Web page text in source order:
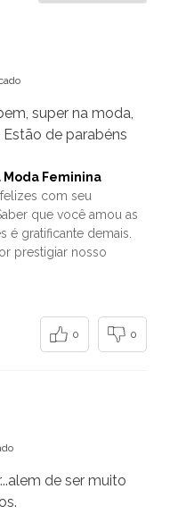
super na moda,
de parabéns
Moda Feminina
com seu
que você amou as
é gratificante demais.
prestigiar nosso
0 0
de ser muito